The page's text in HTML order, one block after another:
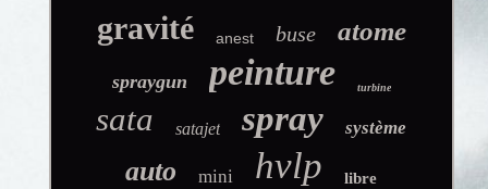
gravité anest buse atome
spraygun peinture turbine
sata satajet spray système
auto mini hvlp libre